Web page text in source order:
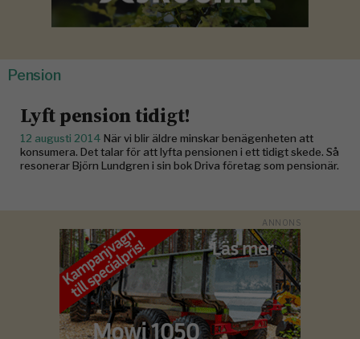
Pension
Lyft pension tidigt!
12 augusti 2014 När vi blir äldre minskar benägenheten att
konsumera. Det talar för att lyfta pensionen i ett tidigt skede. Så
resonerar Björn Lundgren i sin bok Driva företag som pensionär.